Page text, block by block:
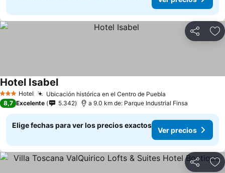
Compartir
3 Estrellas
Hotel Ubicación histórica en el Centro de Puebla
Hotel Isabel
8,7 Excelente 5.342 a 9.0 km de: Parque Industrial Finsa
Elige fechas para ver los precios exactos
Ver precios
Compartir